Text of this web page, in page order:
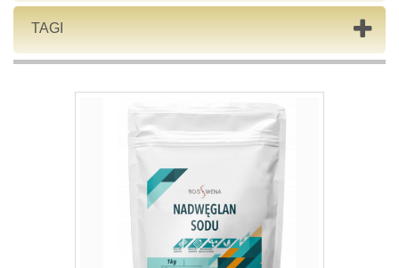
TAGI